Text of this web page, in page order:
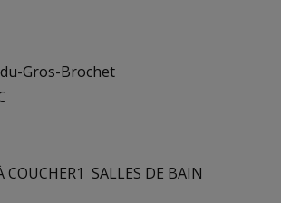
Gros-Brochet
COUCHER1 SALLES DE BAIN